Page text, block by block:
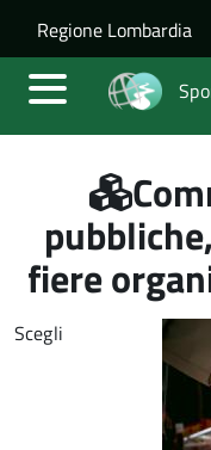
Salta al
Skip to site
Regione Lombardia
fiere
Scegli